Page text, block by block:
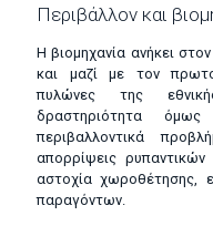
Περιβάλλον και
Η βιομηχανία ανήκει
και μαζί με τον
πυλώνες της
δραστηριότητα
περιβαλλοντικά
απορρίψεις
αστοχία χωροθέτησης,
παραγόντων.